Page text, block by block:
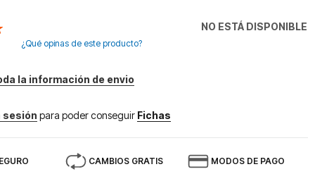
NO ESTÁ DISPONIBLE
¿Qué opinas de este producto?
la información de envio
sesión para poder conseguir Fichas
CAMBIOS GRATIS MODOS DE PAGO